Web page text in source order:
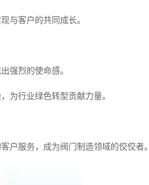
与客户的共同成长。
强烈的使命感。
为行业绿色转型贡献力量。
户服务，成为阀门制造领域的佼佼者。